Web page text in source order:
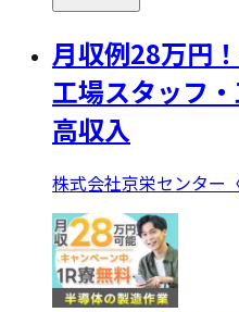
月収例28万円
工場スタッフ
高収入
株式会社京栄センター